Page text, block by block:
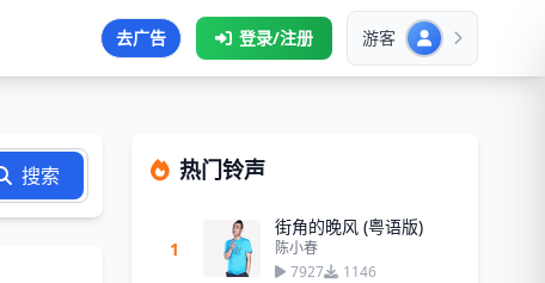
去广告 登录/注册 游客
搜索 热门铃声
1
街角的晚风 (粤语版)
陈小春
7927
1146